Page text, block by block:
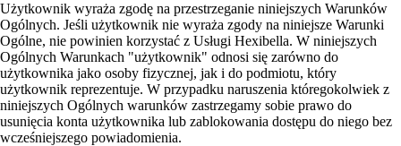
Użytkownik wyraża zgodę na przestrzeganie niniejszych Warunków
Ogólnych. Jeśli użytkownik nie wyraża zgody na niniejsze Warunki
Ogólne, nie powinien korzystać z Usługi Hexibella. W niniejszych
Ogólnych Warunkach "użytkownik" odnosi się zarówno do
użytkownika jako osoby fizycznej, jak i do podmiotu, który
użytkownik reprezentuje. W przypadku naruszenia któregokolwiek z
niniejszych Ogólnych warunków zastrzegamy sobie prawo do
usunięcia konta użytkownika lub zablokowania dostępu do niego bez
wcześniejszego powiadomienia.